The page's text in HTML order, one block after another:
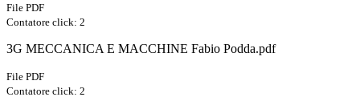
File PDF
Contatore click: 2
3G MECCANICA E MACCHINE Fabio Podda.pdf
File PDF
Contatore click: 2